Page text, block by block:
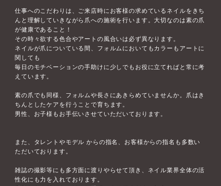
仕事へのこだわりは、ご来店時にお客様の求めているネイルをきち
んと理解していきながら爪への施術を行います。大切なのは素の爪
が健康であること！
その時々欲する色合やアートの風合いは必ず異なります。
ネイルが爪についている間、フォルムにおいてもカラーもアートに
関しても
毎日のモチベーションの手助けに少しでもお役に立てればと常に考
えています。
素の爪でも同様、フォルムや長さにあきらめていませんか。爪はき
ちんとしたケアを行うことで育ちます。
男性、お子様もお手伝いさせていただいております。
また、タレントやモデル からの指名、お客様からの指名も多数い
ただいております。
雑誌の撮影等にも多方面に渡りやらせて頂き、ネイル業界全体の活
性化にも力を入れております。